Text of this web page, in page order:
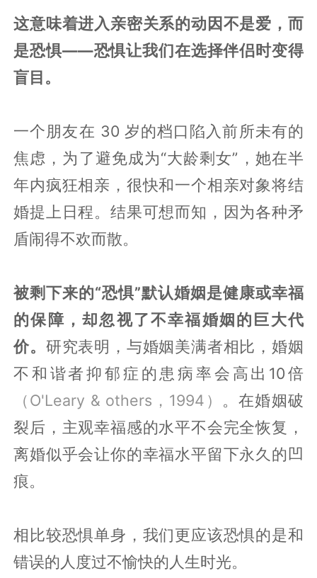
这意味着进入亲密关系的动因不是爱，而
是恐惧——恐惧让我们在选择伴侣时变得
盲目。
一个朋友在 30 岁的档口陷入前所未有的
焦虑，为了避免成为“大龄剩女”，她在半
年内疯狂相亲，很快和一个相亲对象将结
婚提上日程。结果可想而知，因为各种矛
盾闹得不欢而散。
被剩下来的“恐惧”默认婚姻是健康或幸福
的保障，却忽视了不幸福婚姻的巨大代
价。 研究表明，与婚姻美满者相比，婚姻
不和谐者抑郁症的患病率会高出10倍
（O'Leary & others，1994） 。在婚姻破
裂后，主观幸福感的水平不会完全恢复，
离婚似乎会让你的幸福水平留下永久的凹
痕。
相比较恐惧单身，我们更应该恐惧的是和
错误的人度过不愉快的人生时光。